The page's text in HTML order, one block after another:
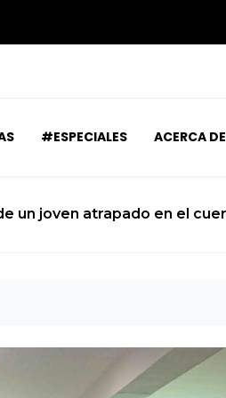
#ESPECIALES ACERCA DE
condena al turismo